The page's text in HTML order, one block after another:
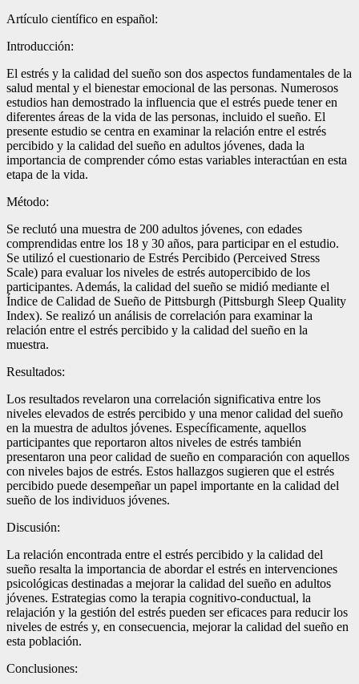
Artículo científico en español:
Introducción:
El estrés y la calidad del sueño son dos aspectos fundamentales de la
salud mental y el bienestar emocional de las personas. Numerosos
estudios han demostrado la influencia que el estrés puede tener en
diferentes áreas de la vida de las personas, incluido el sueño. El
presente estudio se centra en examinar la relación entre el estrés
percibido y la calidad del sueño en adultos jóvenes, dada la
importancia de comprender cómo estas variables interactúan en esta
etapa de la vida.
Método:
Se reclutó una muestra de 200 adultos jóvenes, con edades
comprendidas entre los 18 y 30 años, para participar en el estudio.
Se utilizó el cuestionario de Estrés Percibido (Perceived Stress
Scale) para evaluar los niveles de estrés autopercibido de los
participantes. Además, la calidad del sueño se midió mediante el
Índice de Calidad de Sueño de Pittsburgh (Pittsburgh Sleep Quality
Index). Se realizó un análisis de correlación para examinar la
relación entre el estrés percibido y la calidad del sueño en la
muestra.
Resultados:
Los resultados revelaron una correlación significativa entre los
niveles elevados de estrés percibido y una menor calidad del sueño
en la muestra de adultos jóvenes. Específicamente, aquellos
participantes que reportaron altos niveles de estrés también
presentaron una peor calidad de sueño en comparación con aquellos
con niveles bajos de estrés. Estos hallazgos sugieren que el estrés
percibido puede desempeñar un papel importante en la calidad del
sueño de los individuos jóvenes.
Discusión:
La relación encontrada entre el estrés percibido y la calidad del
sueño resalta la importancia de abordar el estrés en intervenciones
psicológicas destinadas a mejorar la calidad del sueño en adultos
jóvenes. Estrategias como la terapia cognitivo-conductual, la
relajación y la gestión del estrés pueden ser eficaces para reducir los
niveles de estrés y, en consecuencia, mejorar la calidad del sueño en
esta población.
Conclusiones: